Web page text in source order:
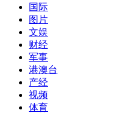
国际
图片
文娱
财经
军事
港澳台
产经
视频
体育